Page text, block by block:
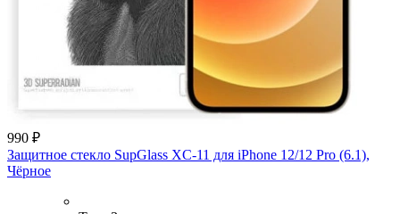
990 ₽
Защитное стекло SupGlass XC-11 для iPhone 12/12 Pro (6.1),
Чёрное